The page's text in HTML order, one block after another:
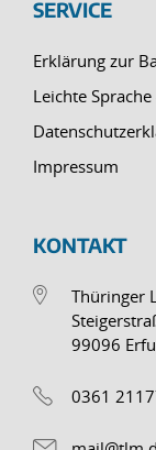
SERVICE
Erklärung zur
Leichte
Impressum
KONTAKT
Thüringer
99096
0361